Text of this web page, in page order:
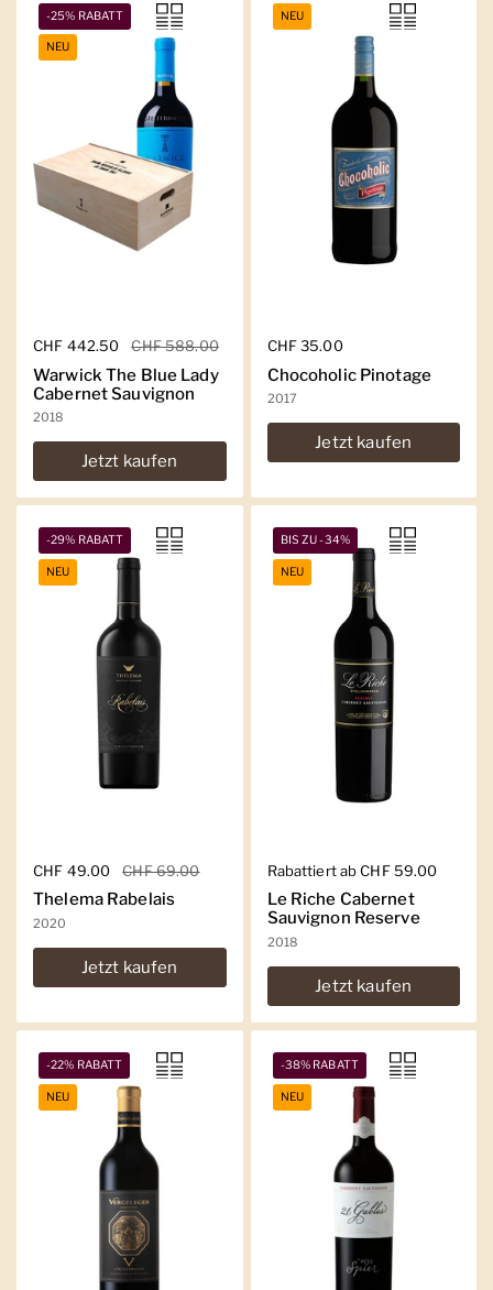
Regulärer Preis
CHF 442.50 Sale-Preis
CHF 588.00
Warwick The Blue Lady
Cabernet Sauvignon
2018
Jetzt kaufen
-25% RABATT
NEU
Regulärer Preis
CHF 35.00
Chocoholic Pinotage
2017
Jetzt kaufen
NEU
Regulärer Preis
CHF 49.00 Sale-Preis
CHF 69.00
Thelema Rabelais
2020
Jetzt kaufen
-29% RABATT
NEU
Regulärer Preis
Rabattiert ab CHF 59.00
Le Riche Cabernet
Sauvignon Reserve
2018
Jetzt kaufen
BIS ZU -34%
NEU
-22% RABATT
NEU
-38% RABATT
NEU